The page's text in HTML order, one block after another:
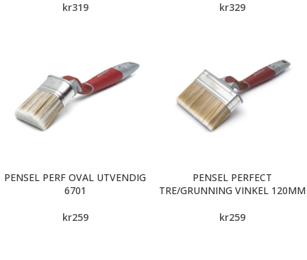
kr319 kr329
PENSEL PERF OVAL UTVENDIG
6701
kr259
PENSEL PERFECT
TRE/GRUNNING VINKEL 120MM
kr259